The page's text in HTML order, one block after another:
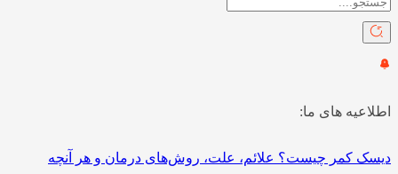
اطلاعیه های ما:
دیسک کمر چیست؟ علائم، علت، روش‌های درمان و هر آنچه